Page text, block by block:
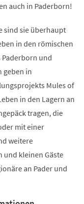
auch in Paderborn!
sind sie überhaupt
in den römischen
Paderborn und
geben in
Mules of
in den Lagern an
tragen, die
mit einer
weitere
und kleinen Gäste
an Pader und